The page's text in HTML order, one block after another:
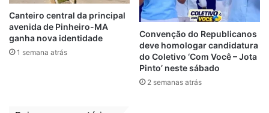
Canteiro central da principal
avenida de Pinheiro-MA
ganha nova identidade
1 semana atrás
Convenção do Republicanos
deve homologar candidatura
do Coletivo ‘Com Você – Jota
Pinto’ neste sábado
2 semanas atrás